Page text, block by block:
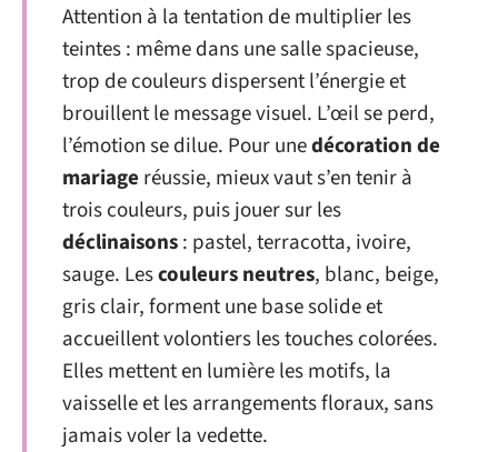
Attention à la tentation de multiplier les
teintes : même dans une salle spacieuse,
trop de couleurs dispersent l’énergie et
brouillent le message visuel. L’œil se perd,
l’émotion se dilue. Pour unedécoration de
mariage réussie, mieux vaut s’en tenir à
trois couleurs, puis jouer sur les
déclinaisons: pastel, terracotta, ivoire,
sauge. Lescouleurs neutres, blanc, beige,
gris clair, forment une base solide et
accueillent volontiers les touches colorées.
Elles mettent en lumière les motifs, la
vaisselle et les arrangements floraux, sans
jamais voler la vedette.